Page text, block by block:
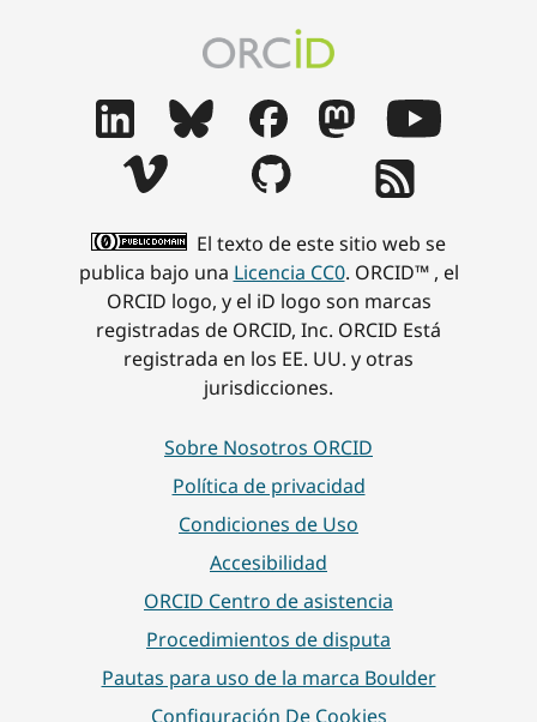
El texto de este sitio web se
publica bajo una Licencia CC0. ORCID™ , el
ORCID logo, y el iD logo son marcas
registradas de ORCID, Inc. ORCID Está
registrada en los EE. UU. y otras
jurisdicciones.
Sobre Nosotros ORCID
Política de privacidad
Condiciones de Uso
Accesibilidad
ORCID Centro de asistencia
Procedimientos de disputa
Pautas para uso de la marca Boulder
Configuración De Cookies